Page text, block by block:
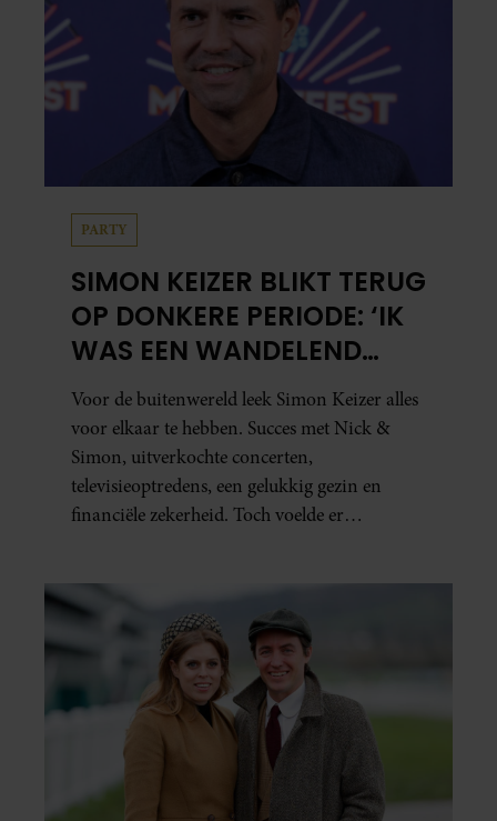
PARTY
SIMON KEIZER BLIKT TERUG
OP DONKERE PERIODE: ‘IK
WAS EEN WANDELEND
HOOFD’
Voor de buitenwereld leek Simon Keizer alles
voor elkaar te hebben. Succes met Nick &
Simon, uitverkochte concerten,
televisieoptredens, een gelukkig gezin en
financiële zekerheid. Toch voelde er
vertelt de zanger dat hij lange tijd vooral
overleefde en steeds verder van zijn gevoel
verwijderd raakte.